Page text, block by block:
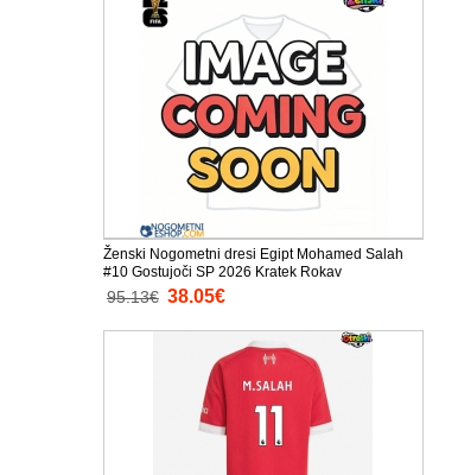
Ženski Nogometni dresi Egipt Mohamed Salah
#10 Gostujoči SP 2026 Kratek Rokav
95.13€ 38.05€